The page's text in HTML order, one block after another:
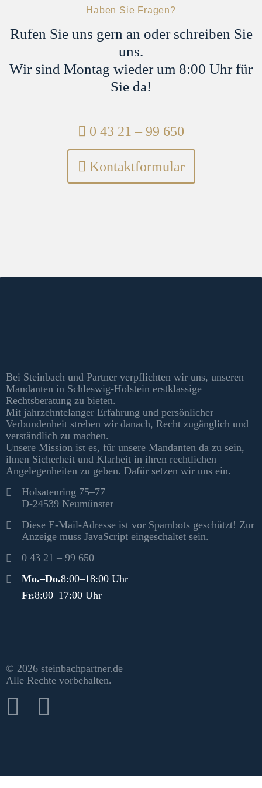
Haben Sie Fragen?
Rufen Sie uns gern an oder schreiben Sie
uns.
Wir sind Montag wieder um 8:00 Uhr für
Sie da!
Telefon:
0 43 21 – 99 650
Kontaktformular
Bei Steinbach und Partner verpflichten wir uns, unseren
Mandanten in Schleswig-Holstein erstklassige
Rechtsberatung zu bieten.
Mit jahrzehntelanger Erfahrung und persönlicher
Verbundenheit streben wir danach, Recht zugänglich und
verständlich zu machen.
Unsere Mission ist es, für unsere Mandanten da zu sein,
ihnen Sicherheit und Klarheit in ihren rechtlichen
Angelegenheiten zu geben. Dafür setzen wir uns ein.
Kontakt
Holsatenring 75–77
D-24539 Neumünster
Diese E-Mail-Adresse ist vor Spambots geschützt! Zur
Anzeige muss JavaScript eingeschaltet sein.
0 43 21 – 99 650
Öffnungszeiten
Mo.–Do.8:00–18:00 Uhr
Fr.8:00–17:00 Uhr
Rechtliches & Social Media
© 2026 steinbachpartner.de
Alle Rechte vorbehalten.